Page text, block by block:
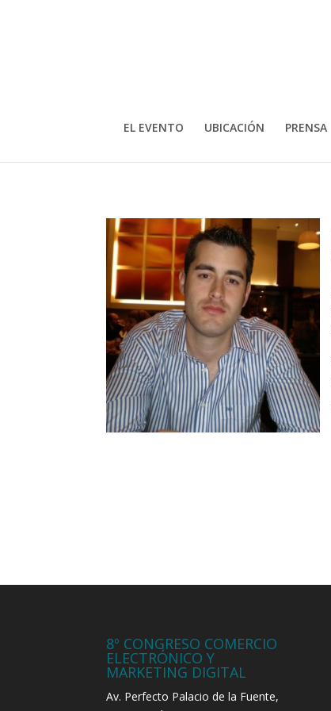
EL EVENTO UBICACIÓN PRENSA
8º CONGRESO COMERCIO
ELECTRÓNICO Y
MARKETING DIGITAL
Av. Perfecto Palacio de la Fuente,